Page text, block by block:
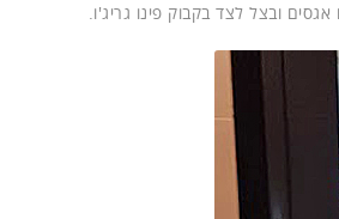
ובצל לצד בקבוק פינו גריג'ו.